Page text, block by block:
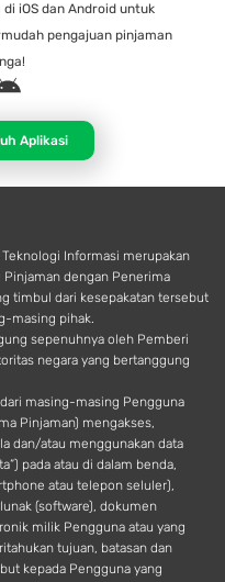
di iOS dan Android untuk
pengajuan pinjaman
A
d
r
o
d
Aplikasi
Informasi merupakan
Pinjaman dengan Penerima
timbul dari kesepakatan tersebut
masing pihak.
sepenuhnya oleh Pemberi
negara yang bertanggung
masing-masing Pengguna
Pinjaman) mengakses,
dan/atau menggunakan data
pada atau di dalam benda,
atau telepon seluler),
(software), dokumen
milik Pengguna atau yang
tujuan, batasan dan
kepada Pengguna yang